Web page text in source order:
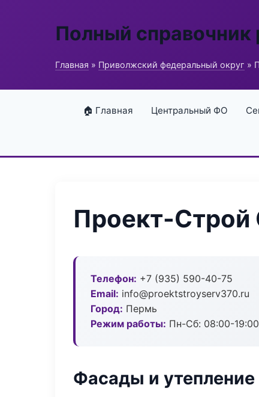
Полный справочник
Главная » Приволжский федеральный округ »
🏠 Главная Центральный ФО
Проект-Строй
Телефон: +7 (935) 590-40-75
Email: info@proektstroyserv370.ru
Город: Пермь
Режим работы: Пн-Сб: 08:00-19:00
Фасады и